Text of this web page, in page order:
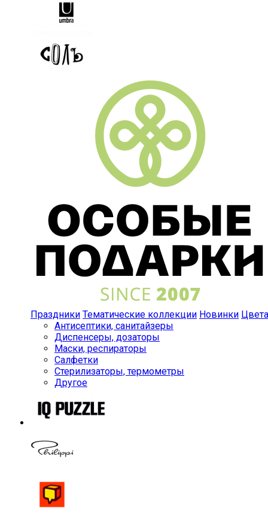
Праздники Тематические коллекции Новинки Цвета
Антисептики, санитайзеры
Диспенсеры, дозаторы
Маски, респираторы
Салфетки
Стерилизаторы, термометры
Другое